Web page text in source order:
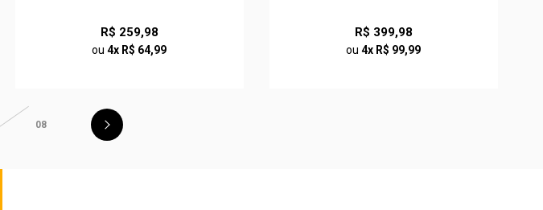
R$ 259,98
ou4x R$ 64,99
R$ 399,98
ou4x R$ 99,99
08